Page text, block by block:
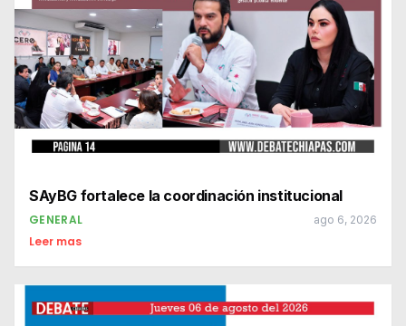
SAyBG fortalece la coordinación institucional
GENERAL ago 6, 2026
Leer mas